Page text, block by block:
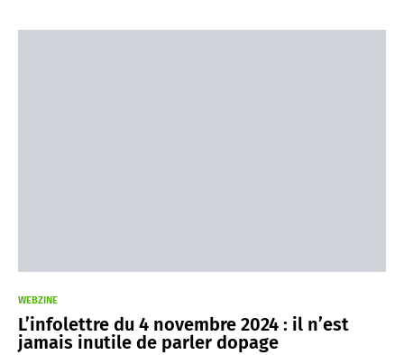
WEBZINE
L’infolettre du 4 novembre 2024 : il n’est
jamais inutile de parler dopage